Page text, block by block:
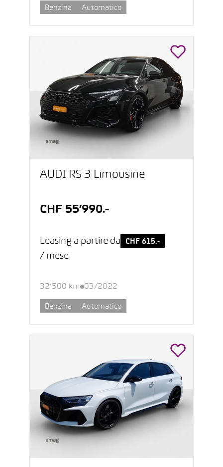
Benzina Automatico
AUDI RS 3 Limousine
CHF 55’990.-
Leasing a partire da CHF 615.-
/ mese
32’500 km 03/2022
Benzina Automatico